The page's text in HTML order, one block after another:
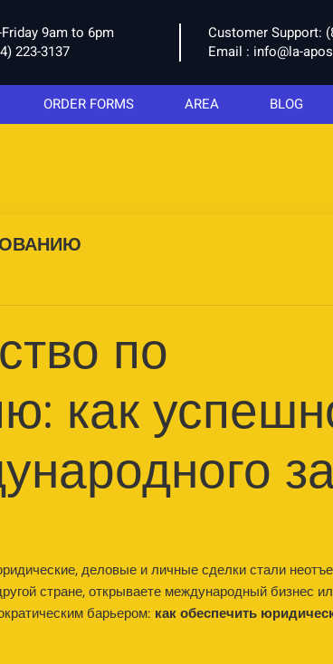
9am to 6pm
223-3137
Customer Support:
Email : info@la-
ORDER FORMS AREA BLOG
по
как
деловые и личные сделки стали
стране, открываете международный бизнес
барьером: как обеспечить